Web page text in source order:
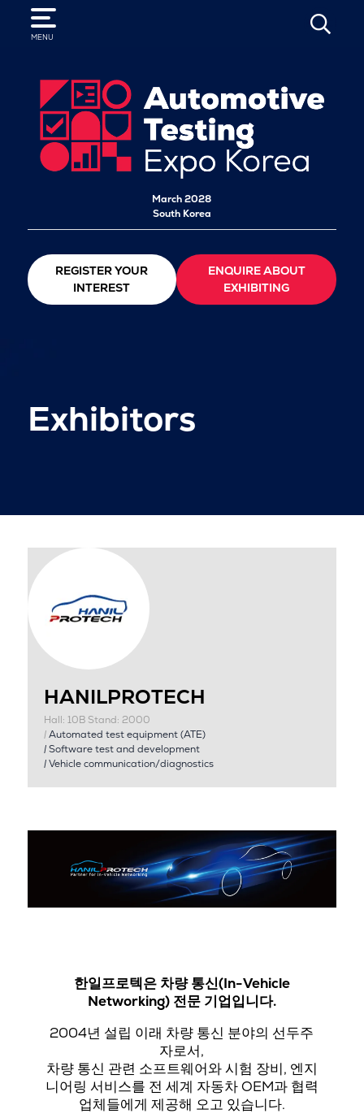
MENU
SEARCH
March 2028
South Korea
REGISTER YOUR
INTEREST
ENQUIRE ABOUT
EXHIBITING
Exhibitors
HANILPROTECH
Hall: 10B Stand: 2000
|Automated test equipment (ATE)
|Software test and development
|Vehicle communication/diagnostics
한일프로텍은 차량 통신(In-Vehicle
Networking) 전문 기업입니다.
2004년 설립 이래 차량 통신 분야의 선두주
자로서,
차량 통신 관련 소프트웨어와 시험 장비, 엔지
니어링 서비스를 전 세계 자동차 OEM과 협력
업체들에게 제공해 오고 있습니다.